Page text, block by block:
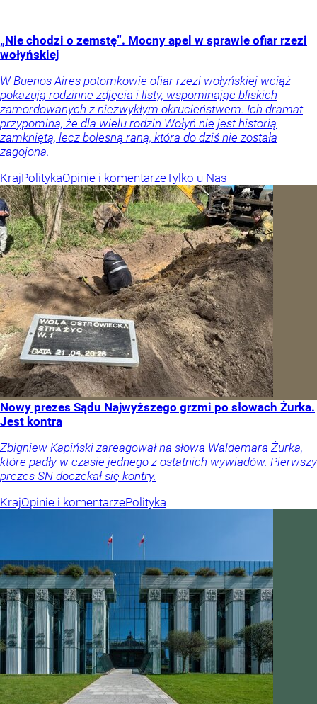
„Nie chodzi o zemstę”. Mocny apel w sprawie ofiar rzezi
wołyńskiej
W Buenos Aires potomkowie ofiar rzezi wołyńskiej wciąż
pokazują rodzinne zdjęcia i listy, wspominając bliskich
zamordowanych z niezwykłym okrucieństwem. Ich dramat
przypomina, że dla wielu rodzin Wołyń nie jest historią
zamkniętą, lecz bolesną raną, która do dziś nie została
zagojona.
KrajPolitykaOpinie i komentarzeTylko u Nas
Nowy prezes Sądu Najwyższego grzmi po słowach Żurka.
Jest kontra
Zbigniew Kapiński zareagował na słowa Waldemara Żurka,
które padły w czasie jednego z ostatnich wywiadów. Pierwszy
prezes SN doczekał się kontry.
KrajOpinie i komentarzePolityka